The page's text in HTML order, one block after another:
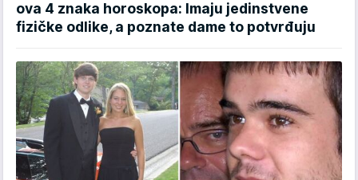
ova 4 znaka horoskopa: Imaju jedinstvene
fizičke odlike, a poznate dame to potvrđuju